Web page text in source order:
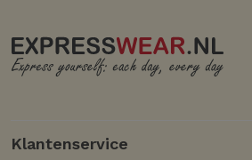
Klantenservice